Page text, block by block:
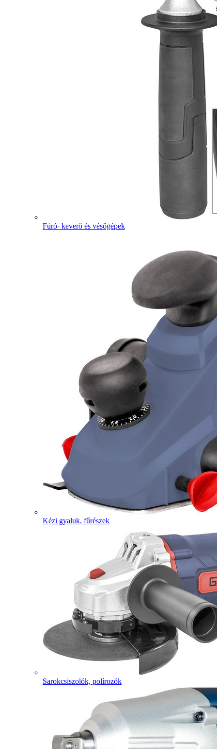
Fúró- keverő és vésőgépek
Kézi gyaluk, fűrészek
Sarokcsiszolók, polírozók